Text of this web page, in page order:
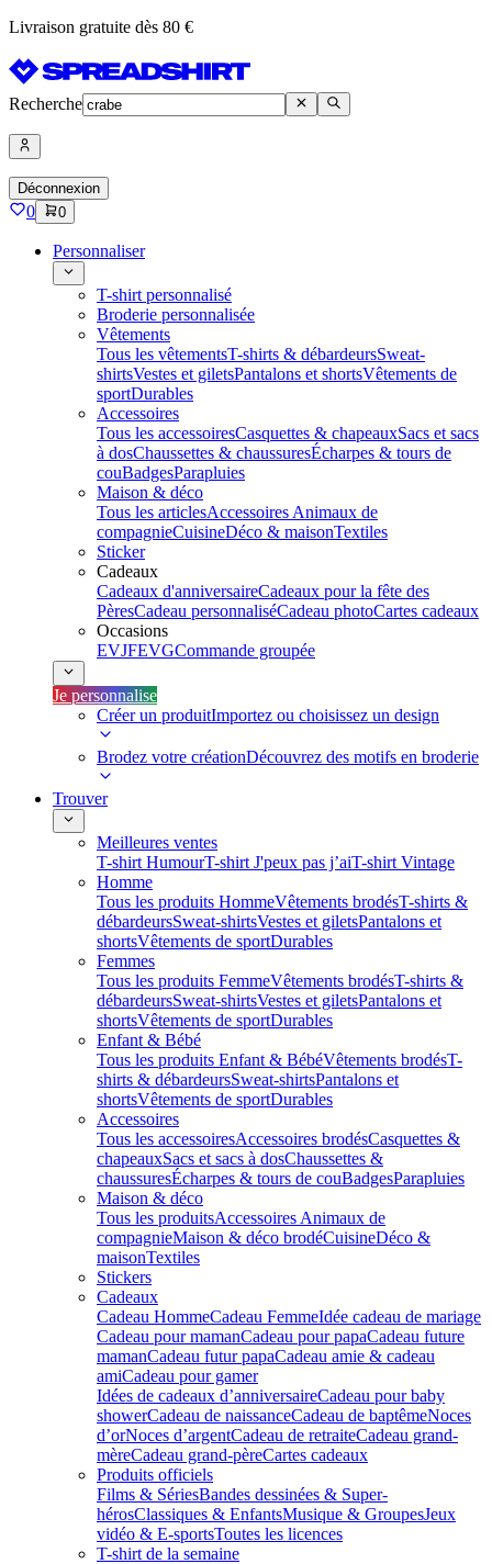
Livraison gratuite dès 80 €
Recherche
Déconnexion
0 0
Personnaliser
T-shirt personnalisé
Broderie personnalisée
Vêtements
Tous les vêtementsT-shirts & débardeursSweat-
shirtsVestes et giletsPantalons et shortsVêtements de
sportDurables
Accessoires
Tous les accessoiresCasquettes & chapeauxSacs et sacs
à dosChaussettes & chaussuresÉcharpes & tours de
couBadgesParapluies
Maison & déco
Tous les articlesAccessoires Animaux de
compagnieCuisineDéco & maisonTextiles
Sticker
Cadeaux
Cadeaux d'anniversaireCadeaux pour la fête des
PèresCadeau personnaliséCadeau photoCartes cadeaux
Occasions
EVJFEVGCommande groupée
Je personnalise
Créer un produitImportez ou choisissez un design
Brodez votre créationDécouvrez des motifs en broderie
Trouver
Meilleures ventes
T-shirt HumourT-shirt J'peux pas j’aiT-shirt Vintage
Homme
Tous les produits HommeVêtements brodésT-shirts &
débardeursSweat-shirtsVestes et giletsPantalons et
shortsVêtements de sportDurables
Femmes
Tous les produits FemmeVêtements brodésT-shirts &
débardeursSweat-shirtsVestes et giletsPantalons et
shortsVêtements de sportDurables
Enfant & Bébé
Tous les produits Enfant & BébéVêtements brodésT-
shirts & débardeursSweat-shirtsPantalons et
shortsVêtements de sportDurables
Accessoires
Tous les accessoiresAccessoires brodésCasquettes &
chapeauxSacs et sacs à dosChaussettes &
chaussuresÉcharpes & tours de couBadgesParapluies
Maison & déco
Tous les produitsAccessoires Animaux de
compagnieMaison & déco brodéCuisineDéco &
maisonTextiles
Stickers
Cadeaux
Cadeau HommeCadeau FemmeIdée cadeau de mariage​
Cadeau pour mamanCadeau pour papaCadeau future
mamanCadeau futur papaCadeau amie & cadeau
amiCadeau pour gamer
Idées de cadeaux d’anniversaireCadeau pour baby
showerCadeau de naissanceCadeau de baptêmeNoces
d’orNoces d’argentCadeau de retraiteCadeau grand-
mèreCadeau grand-pèreCartes cadeaux
Produits officiels
Films & SériesBandes dessinées & Super-
hérosClassiques & EnfantsMusique & GroupesJeux
vidéo & E-sportsToutes les licences
T-shirt de la semaine